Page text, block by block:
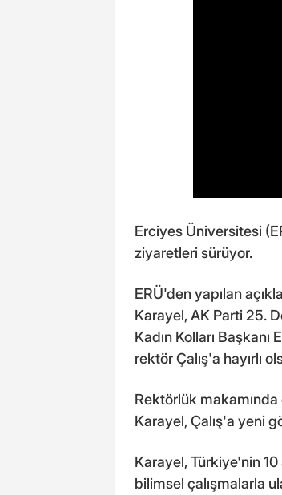
Erciyes Üniversitesi
ziyaretleri sürüyor.
ERÜ'den yapılan
Karayel, AK Parti 25.
Kadın Kolları
rektör Çalış'a hayırlı
Rektörlük
Karayel, Çalış'a yeni
Karayel, Türkiye'nin
bilimsel çalışmalarla